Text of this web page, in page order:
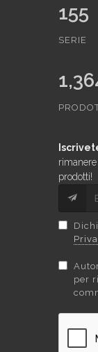
155
SERIE
prodotti!
per